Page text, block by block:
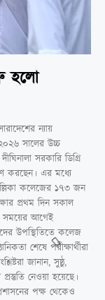
হলো
ন্যায়
সালের উচ্চ
সরকারি ডিগ্রি
করছেন। এর মধ্যে
কলেজের ১৭৩ জন
প্রথম দিন সকাল
সময়ের আগেই
উপস্থিতিতে কলেজ
শেষে পরীক্ষার্থীরা
জানান, সুষ্ঠু,
নেওয়া হয়েছে।
পক্ষ থেকেও